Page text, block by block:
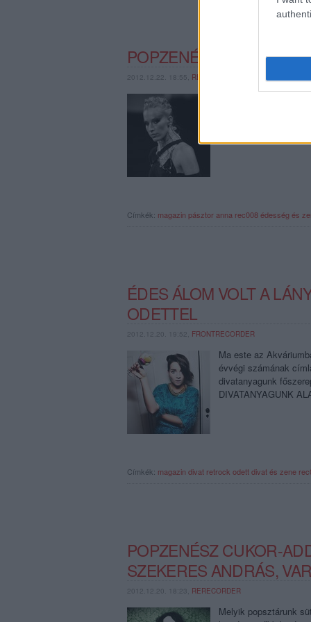
POPZENÉSZ CUKOR-
2012.12.22. 18:55, RERECORDER
legnépszerűbb
britpop-süti? És ki
Címkék: magazin pásztor anna rec008édesség és
ÉDES ÁLOM VOLT A
ODETTEL
2012.12.20. 19:52, FRONTRECORDER
Ma este az
évvégi számának
divatanyagunk
DIVATANYAGUNK
Címkék: magazin divat retrock odettdivat és zene
POPZENÉSZ CUKOR-
SZEKERES ANDRÁS,
2012.12.20. 18:23, RERECORDER
Melyik popsztárunk